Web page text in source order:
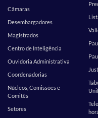
Câmaras
Desembargadores
Magistrados
Centro de Inteligência
Ouvidoria Administrativa
Coordenadorias
Núcleos, Comissões e
Comitês
Setores